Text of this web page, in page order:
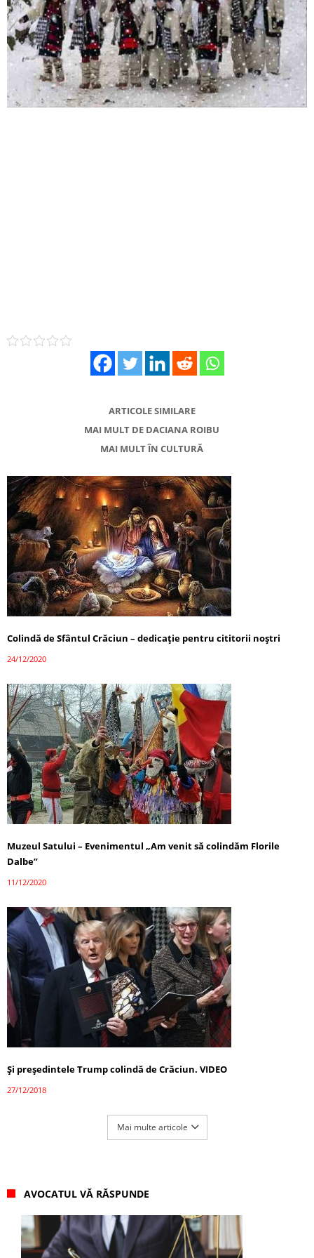
ARTICOLE SIMILARE
MAI MULT DE DACIANA ROIBU
MAI MULT ÎN CULTURĂ
Colindă de Sfântul Crăciun – dedicație pentru cititorii noștri
24/12/2020
Muzeul Satului – Evenimentul „Am venit să colindăm Florile
Dalbe”
11/12/2020
Și președintele Trump colindă de Crăciun. VIDEO
27/12/2018
Mai multe articole
AVOCATUL VĂ RĂSPUNDE